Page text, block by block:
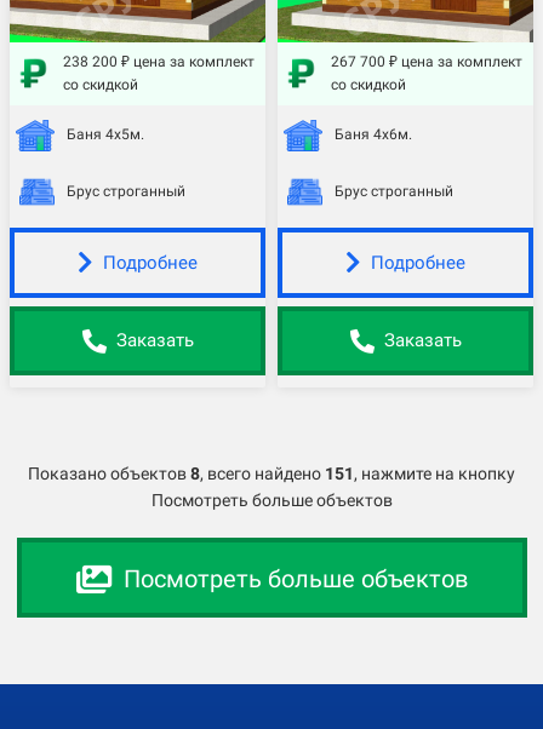
238 200 ₽ цена за комплект
со скидкой
Баня 4х5м.
Брус строганный
Подробнее
Заказать
267 700 ₽ цена за комплект
со скидкой
Баня 4х6м.
Брус строганный
Подробнее
Заказать
Показано объектов8, всего найдено 151, нажмите на кнопку
Посмотреть больше объектов
Посмотреть больше объектов